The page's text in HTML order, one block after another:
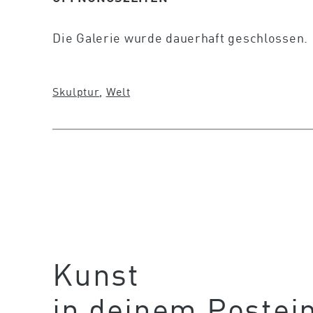
Die Galerie wurde dauerhaft geschlossen.
Skulptur Welt
Kunst